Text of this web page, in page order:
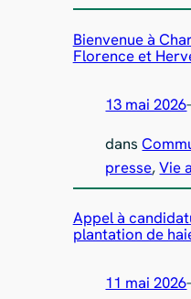
Bienvenue à
Florence et
13 mai 2026
dans
presse, Vie
Appel à
plantation de
11 mai 2026